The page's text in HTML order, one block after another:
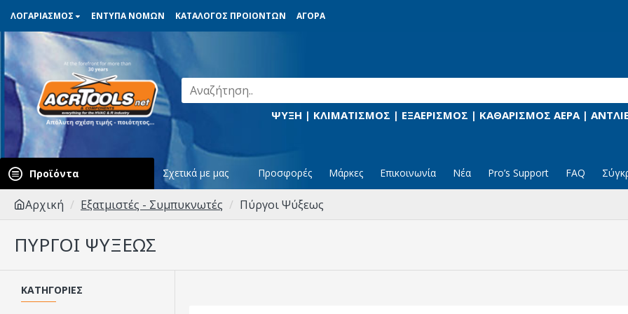
ΛΟΓΑΡΙΑΣΜΟΣ ΕΝΤΥΠΑ ΝΟΜΩΝ ΚΑΤΑΛΟΓΟΣ ΠΡΟΙΟΝΤΩΝ ΑΓΟΡΑ
ΨΥΞΗ | ΚΛΙΜΑΤΙΣΜΟΣ | ΕΞΑΕΡΙΣΜΟΣ | ΚΑΘΑΡΙΣΜΟΣ ΑΕΡΑ |
Προϊόντα Σχετικά με μας Προσφορές Μάρκες Επικοινωνία Νέα Pro’s Support FAQ
Αρχική Εξατμιστές - Συμπυκνωτές Πύργοι Ψύξεως
ΠΎΡΓΟΙ ΨΎΞΕΩΣ
ΚΑΤΗΓΟΡΊΕΣ